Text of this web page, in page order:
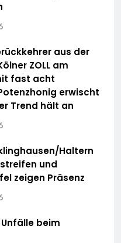
aus der
ZOLL am
fast acht
erwischt
Trend hält an
Haltern
und
zeigen Präsenz
Unfälle beim